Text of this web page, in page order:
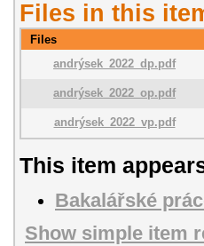
Files in this
Files
andrýsek_2022_dp.pdf
andrýsek_2022_op.pdf
andrýsek_2022_vp.pdf
This item
Bakalářské
Show simple item